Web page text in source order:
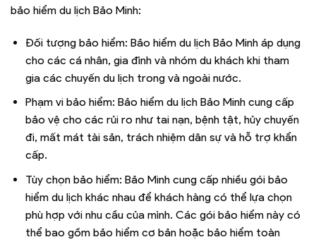
bảo hiểm du lịch Bảo Minh:
Đối tượng bảo hiểm: Bảo hiểm du lịch Bảo Minh áp dụng
cho các cá nhân, gia đình và nhóm du khách khi tham
gia các chuyến du lịch trong và ngoài nước.
Phạm vi bảo hiểm: Bảo hiểm du lịch Bảo Minh cung cấp
bảo vệ cho các rủi ro như tai nạn, bệnh tật, hủy chuyến
đi, mất mát tài sản, trách nhiệm dân sự và hỗ trợ khẩn
cấp.
Tùy chọn bảo hiểm: Bảo Minh cung cấp nhiều gói bảo
hiểm du lịch khác nhau để khách hàng có thể lựa chọn
phù hợp với nhu cầu của mình. Các gói bảo hiểm này có
thể bao gồm bảo hiểm cơ bản hoặc bảo hiểm toàn